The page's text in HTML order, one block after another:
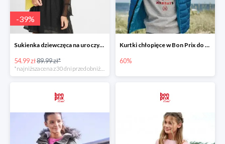
-39%
Sukienka dziewczęca na uroczyste okazje -38%
54.99 zł89.99 zł*
Kurtki chłopięce w Bon Prix do -60%
60%